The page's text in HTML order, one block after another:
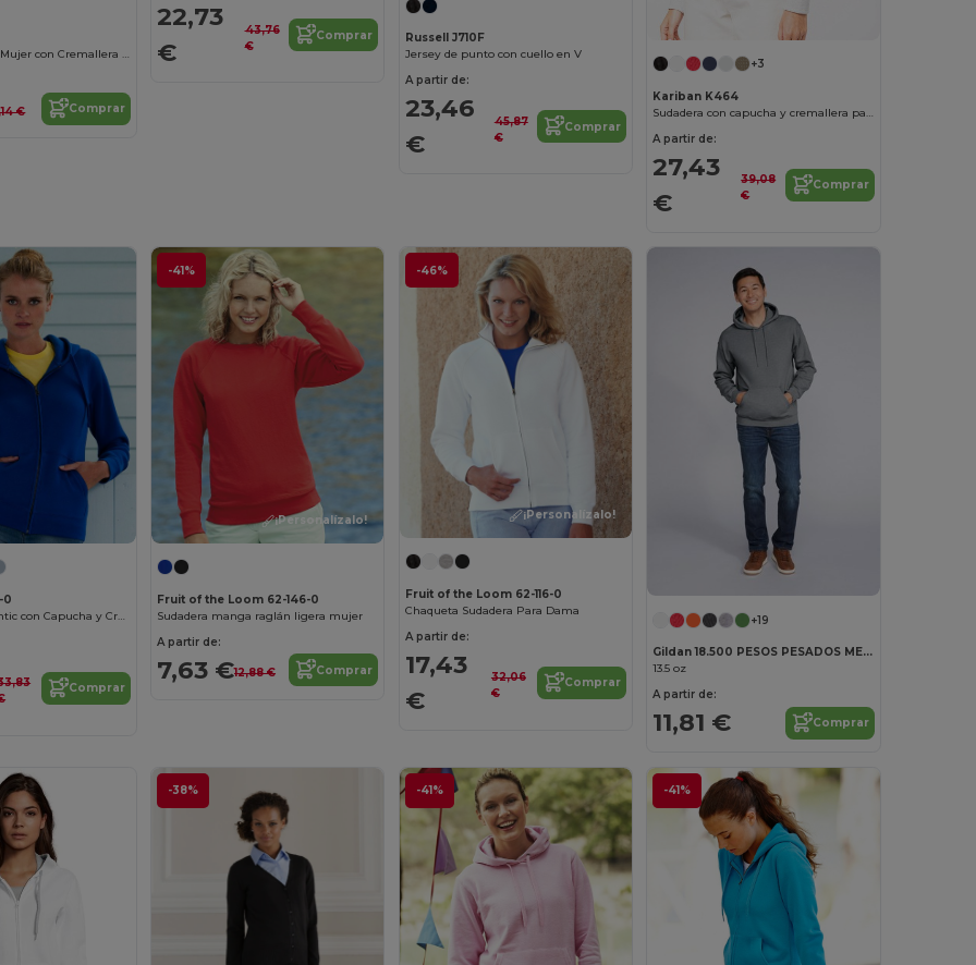
Microforro Polar Mujer con Cremallera y Protector
€ Comprar
22,73
€
43,76
€
Comprar
Russell J710F
Jersey de punto con cuello en V
A partir de:
23,46
€
45,87
€
Comprar
+3
Kariban K464
Sudadera con capucha y cremallera para mujer
A partir de:
27,43
€
39,08
€
Comprar
0
Sudadera Authentic con Capucha y Cremallera para Mujer
Comprar
-41%
¡Personalízalo!
Fruit of the Loom 62-146-0
Sudadera manga raglán ligera mujer
A partir de:
7,63 €12,88 € Comprar
-46%
¡Personalízalo!
Fruit of the Loom 62-116-0
Chaqueta Sudadera Para Dama
A partir de:
17,43
€
32,06
€
Comprar
+19
Gildan 18.500 PESOS PESADOS MEZCLA CON CAPUCHA
13.5 oz
A partir de:
11,81 € Comprar
-38% -41% -41%